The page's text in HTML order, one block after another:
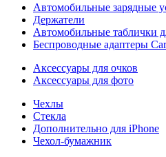
Автомобильные зарядные
Держатели
Автомобильные таблички
Беспроводные адаптеры
Аксессуары для очков
Аксессуары для фото
Чехлы
Стекла
Дополнительно для iPhone
Чехол-бумажник